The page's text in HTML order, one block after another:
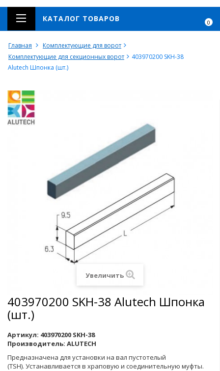
0
КАТАЛОГ ТОВАРОВ
Главная
Комплектующие для ворот
Комплектующие для секционных ворот
403970200 SKH-38
Alutech Шпонка (шт.)
Увеличить
403970200 SKH-38 Alutech Шпонка
(шт.)
Артикул: 403970200 SKH-38
Производитель: ALUTECH
Предназначена для установки на вал пустотелый
(TSH). Устанавливается в храповую и соединительную муфты.